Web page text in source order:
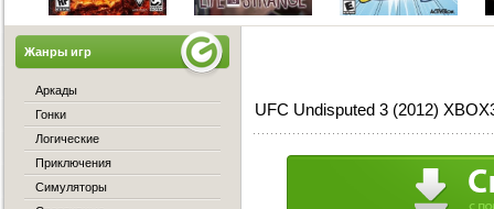
UFC Undisputed 3 (2012)
Жанры игр
Аркады
Гонки
Логические
Приключения
Симуляторы